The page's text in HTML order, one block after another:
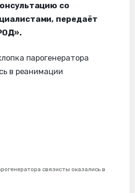
со
передаёт
связисты оказались в